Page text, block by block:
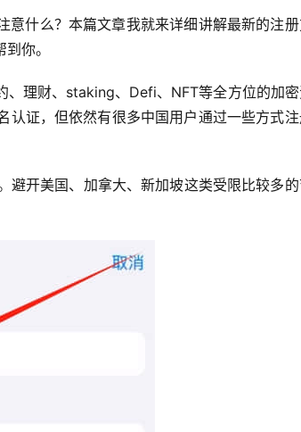
意什么？本篇文章我就来详细讲解最新的注
你。
、理财、staking、Defi、NFT等全方位的加
认证，但依然有很多中国用户通过一些方式
避开美国、加拿大、新加坡这类受限比较多